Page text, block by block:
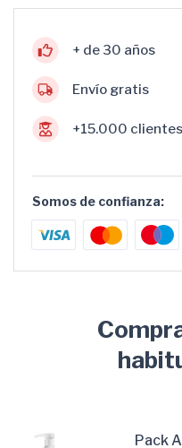
+ de 30 años
Envío gratis
+15.000 clientes
Somos de confianza:
Pack